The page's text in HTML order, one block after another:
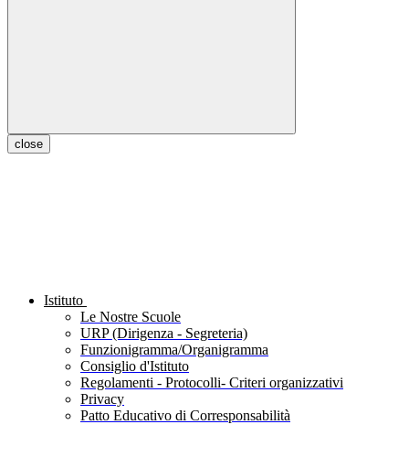
close
Istituto
Le Nostre Scuole
URP (Dirigenza - Segreteria)
Funzionigramma/Organigramma
Consiglio d'Istituto
Regolamenti - Protocolli- Criteri organizzativi
Privacy
Patto Educativo di Corresponsabilità